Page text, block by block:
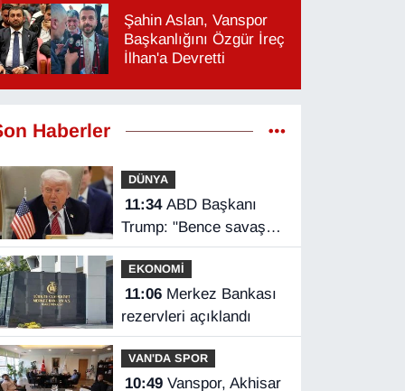
Şahin Aslan, Vanspor
Başkanlığını Özgür İreç
İlhan'a Devretti
Haberler
DÜNYA
11:34ABD Başkanı
Trump: "Bence savaş
çok yakında bitecek"
EKONOMİ
11:06Merkez Bankası
rezervleri açıklandı
VAN'DA SPOR
10:49Vanspor, Akhisar